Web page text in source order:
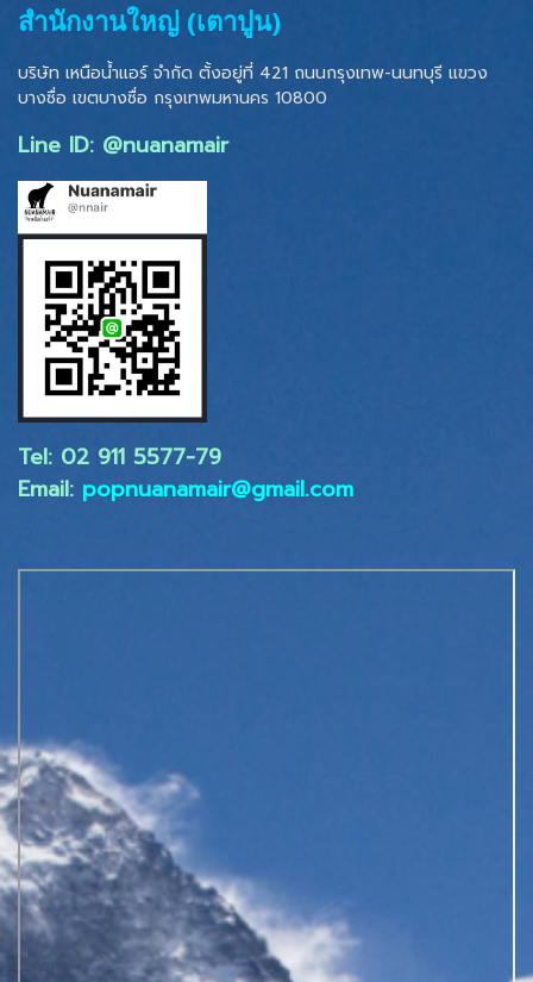
สำนักงานใหญ่ (เตาปูน)
บริษัท เหนือน้ำแอร์ จำกัด ตั้งอยู่ที่ 421 ถนนกรุงเทพ-นนทบุรี แขวง
บางซื่อ เขตบางซื่อ กรุงเทพมหานคร 10800
Line ID: @nuanamair
Tel: 02 ​911 5577-79
Email: popnuanamair@gmail.com